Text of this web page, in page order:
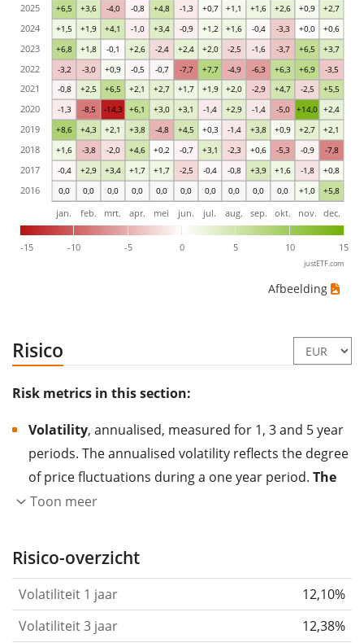
0,0 0,0 0,0 0,0 0,0 0,0 0,0 0,0 0,0 0,0 +1,0 +5,8
-0,4 +2,9 +3,4 +1,7 +1,7 -2,5 -0,4 -0,8 +3,9 +1,6 -1,8 +0,8
+1,6 -3,8 -2,0 +4,6 +0,2 -0,7 +3,1 -2,3 +0,6 -5,3 -0,9 -7,8
+8,6 +4,3 +2,1 +3,8 -4,8 +4,5 +0,3 -1,4 +3,8 +0,9 +2,7 +2,1
-1,3 -8,5 -14,3 +6,1 +3,0 +3,1 -1,4 +2,9 -1,4 -5,0 +14,0 +2,4
-0,8 +2,5 +6,5 +2,1 +2,7 +1,7 +1,9 +2,0 -2,9 +4,7 -2,5 +5,5
-3,2 -3,0 +0,9 -0,5 -0,7 -7,7 +7,7 -4,9 -6,3 +6,3 +6,9 -3,5
+6,8 +1,8 -0,1 +2,6 -2,4 +2,4 +2,0 -2,5 -1,6 -3,7 +6,5 +3,7
+1,5 +1,9 +4,1 -1,0 +3,4 -0,9 +1,2 +1,6 -0,4 -3,3 +0,0 +0,6
+6,5 +3,6 -4,0 -0,8 +4,8 -1,3 +0,7 +1,1 +1,6 +2,6 +0,9 +2,7
-15 -10 -5 0 5 10 15
jan. feb. mrt. apr. mei jun. jul. aug. sep. okt. nov. dec.
2016
2017
2018
2019
2020
2021
2022
2023
2024
2025
justETF.com
Afbeelding
Risico
Risk metrics in this section:
Volatility, annualised, measured for 1, 3 and 5 year
periods. The annualised volatility reflects the degree
of price fluctuations during a one year period. The
higher the volatility, the more significantly the
the past.
Assets with higher volatility are generally
based on the data for the past 1, 3 and 5 years so
that you can see if price fluctuations for the ETF
Toon meer
Risico-overzicht
Volatiliteit 1 jaar
12,10%
Volatiliteit 3 jaar
12,38%